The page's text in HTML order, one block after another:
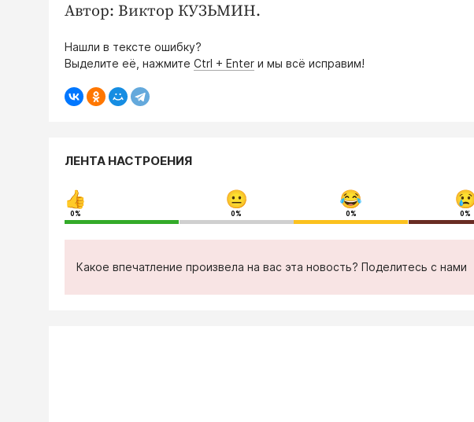
Автор: Виктор КУЗЬМИН.
Нашли в тексте ошибку?
Выделите её, нажмите Ctrl + Enter и мы всё исправим!
ЛЕНТА НАСТРОЕНИЯ
0% 0% 0% 0%
Какое впечатление произвела на вас эта новость? Поделитесь с нами